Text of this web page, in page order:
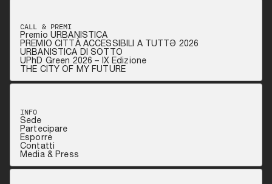
CALL & PREMI
Premio URBANISTICA
PREMIO CITTÀ ACCESSIBILI A TUTTƏ 2026
URBANISTICA DI SOTTO
UPhD Green 2026 – IX Edizione
THE CITY OF MY FUTURE
INFO
Sede
Partecipare
Esporre
Contatti
Media & Press